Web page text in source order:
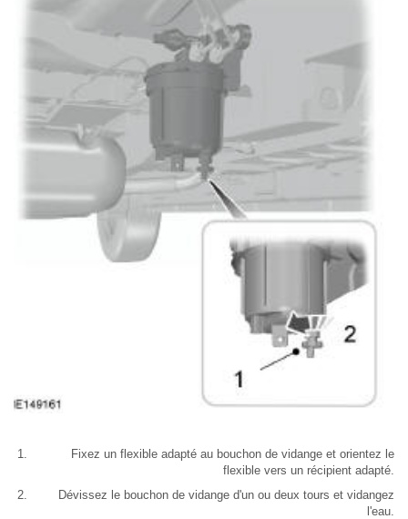
Fixez un flexible adapté au bouchon de vidange et orientez le
flexible vers un récipient adapté.
Dévissez le bouchon de vidange d'un ou deux tours et vidangez
l'eau.